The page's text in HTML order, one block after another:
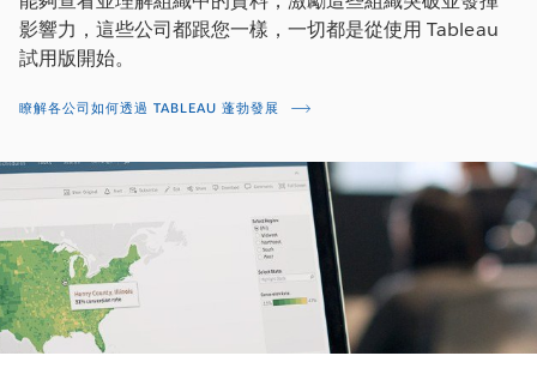
影響力，這些公司都跟您一樣，一切都是從使用 Tableau
試用版開始。
瞭解各公司如何透過 TABLEAU 蓬勃發展